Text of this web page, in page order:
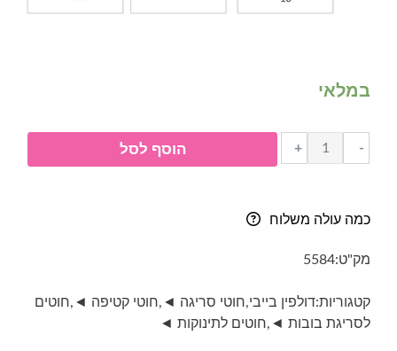
במלאי
-
כמות
של
Dolphin
+ הוסף לסל
כמה עולה משלוח
מק"ט:5584
קטגוריות:דולפין בייבי,חוטי סריגה ◄ ,חוטי קטיפה ◄ ,חוטים
לסריגת בובות ◄ ,חוטים לתינוקות ◄